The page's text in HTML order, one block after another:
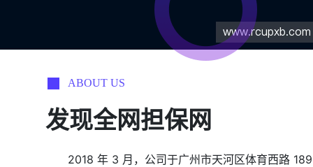
ABOUT US
发现全网担保网
2018 年 3 月，公司于广州市天河区体育西路